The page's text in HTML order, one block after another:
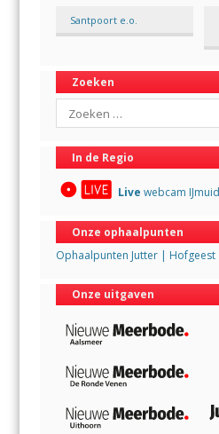
Santpoort e.o.
Zoeken
Search
In de Regio
Live webcam
Onze ophaalpunten
Ophaalpunten Jutter | Hofgeest
Onze uitgaven